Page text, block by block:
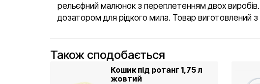
рельєфний малюнок з переплетенням двох виробів.
дозатором для рідкого мила. Товар виготовлений з
Також сподобається
Кошик під ротанг 1,75 л
жовтий